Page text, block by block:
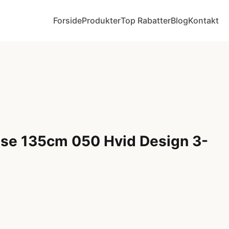
ForsideProdukterTop RabatterBlogKontakt
135cm 050 Hvid Design 3-